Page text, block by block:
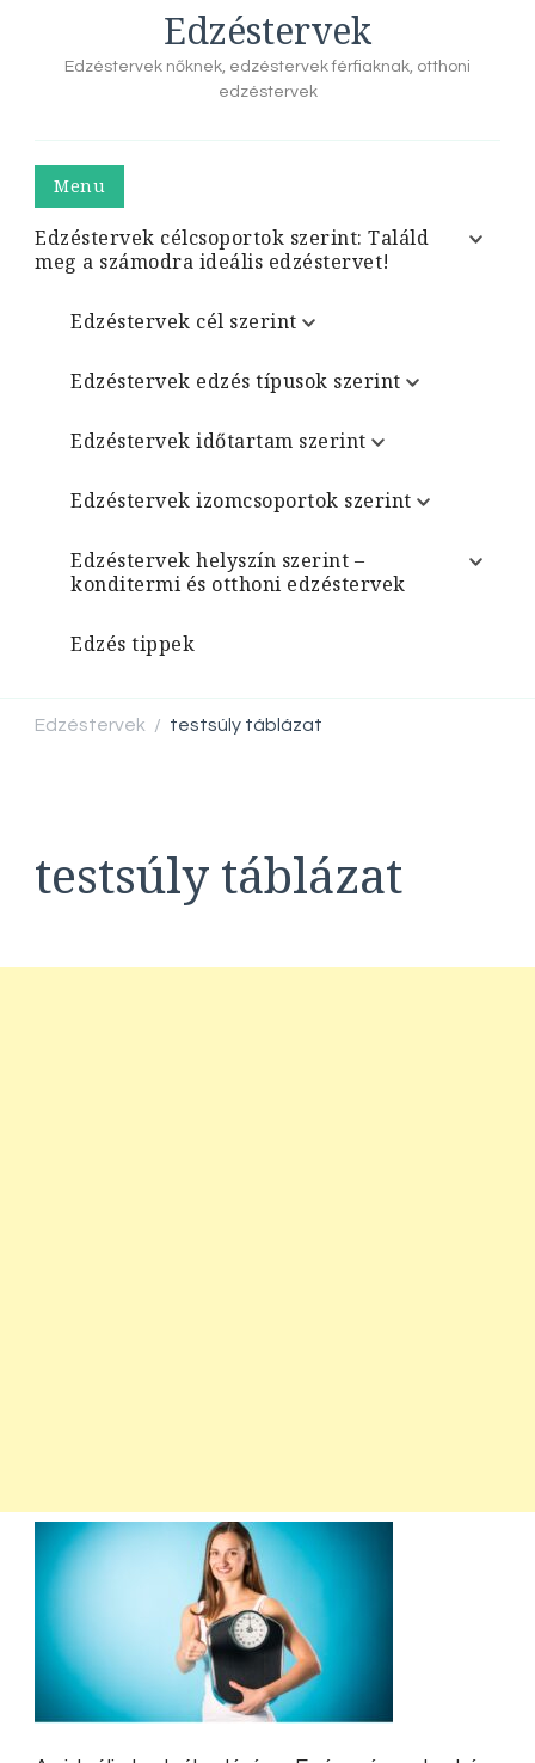
Edzéstervek
Edzéstervek nőknek, edzéstervek férfiaknak, otthoni
edzéstervek
Menu
Edzéstervek célcsoportok szerint: Találd
meg a számodra ideális edzéstervet!
Edzéstervek cél szerint
Edzéstervek edzés típusok szerint
Edzéstervek időtartam szerint
Edzéstervek izomcsoportok szerint
Edzéstervek helyszín szerint –
konditermi és otthoni edzéstervek
Edzés tippek
Edzéstervek / testsúly táblázat
testsúly táblázat